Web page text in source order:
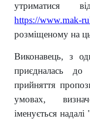
утриматися
https://www.mak-
розміщеному на
Виконавець, з
приєдналась
прийняття
умовах,
іменується